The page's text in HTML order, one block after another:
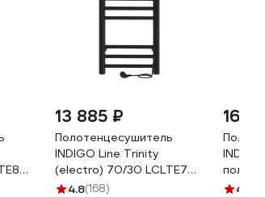
13 885 ₽
Полотенцесушитель
INDIGO Line Trinity
(electro) 70/30 LСLTE70-
30BRRt
4.8(168)
16
4.9